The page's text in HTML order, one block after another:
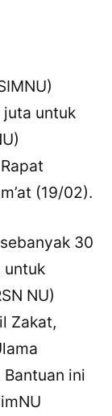
juta untuk
(19/02).
30
untuk
NU)
Zakat,
ini